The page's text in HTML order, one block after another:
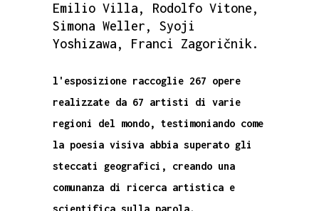
Emilio Villa, Rodolfo Vitone,
Simona Weller, Syoji
Yoshizawa, Franci Zagoričnik.
l'esposizione raccoglie 267 opere
realizzate da 67 artisti di varie
regioni del mondo, testimoniando come
la poesia visiva abbia superato gli
steccati geografici, creando una
comunanza di ricerca artistica e